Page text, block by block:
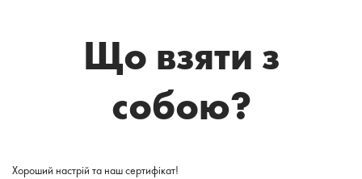
Що взяти з
собою?
Хороший настрій та наш сертифікат!